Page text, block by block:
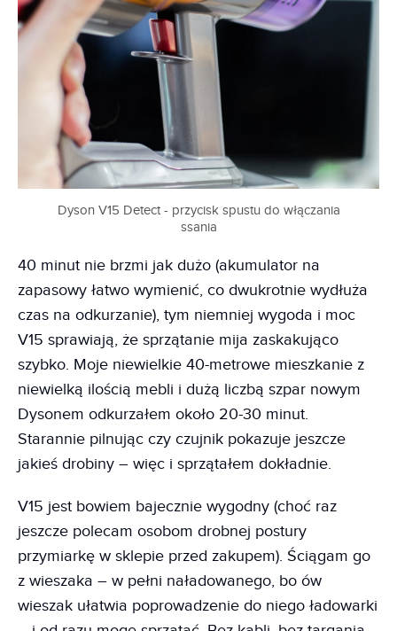
Dyson V15 Detect - przycisk spustu do włączania
ssania
40 minut nie brzmi jak dużo (akumulator na
zapasowy łatwo wymienić, co dwukrotnie wydłuża
czas na odkurzanie), tym niemniej wygoda i moc
V15 sprawiają, że sprzątanie mija zaskakująco
szybko. Moje niewielkie 40-metrowe mieszkanie z
niewielką ilością mebli i dużą liczbą szpar nowym
Dysonem odkurzałem około 20-30 minut.
Starannie pilnując czy czujnik pokazuje jeszcze
jakieś drobiny – więc i sprzątałem dokładnie.
V15 jest bowiem bajecznie wygodny (choć raz
jeszcze polecam osobom drobnej postury
przymiarkę w sklepie przed zakupem). Ściągam go
z wieszaka – w pełni naładowanego, bo ów
wieszak ułatwia poprowadzenie do niego ładowarki